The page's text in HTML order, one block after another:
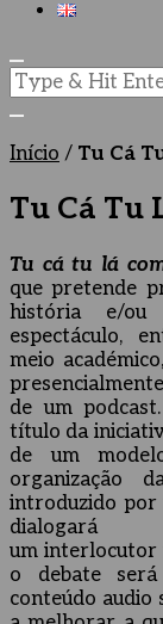
Looking
for
Início / Tu Cá
Tu Cá Tu
Tu cá tu lá
que pretende
história e/
espectáculo,
meio
de um
título da
de um
organização
introduzido por
um interlocutor
o debate
conteúdo